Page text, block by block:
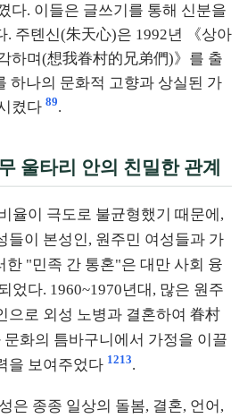
다. 이들은 글쓰기를 통해 신분을
. 주톈신(朱天心)은 1992년 《상아
하며(想我眷村的兄弟們)》를 출
하나의 문화적 고향과 상실된 가
켰다 89.
울타리 안의 친밀한 관계
율이 극도로 불균형했기 때문에,
들이 본성인, 원주민 여성들과 가
한 "민족 간 통혼"은 대만 사회 융
었다. 1960~1970년대, 많은 원주
으로 외성 노병과 결혼하여 眷村
화의 틈바구니에서 가정을 이끌
을 보여주었다 1213.
은 종종 일상의 돌봄, 결혼, 언어,